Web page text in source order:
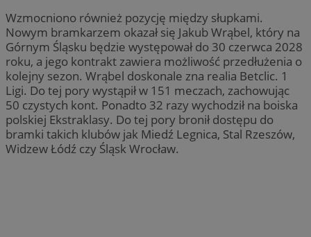
Wzmocniono również pozycję między słupkami.
Nowym bramkarzem okazał się Jakub Wrąbel, który na
Górnym Śląsku będzie występował do 30 czerwca 2028
roku, a jego kontrakt zawiera możliwość przedłużenia o
kolejny sezon. Wrąbel doskonale zna realia Betclic. 1
Ligi. Do tej pory wystąpił w 151 meczach, zachowując
50 czystych kont. Ponadto 32 razy wychodził na boiska
polskiej Ekstraklasy. Do tej pory bronił dostępu do
bramki takich klubów jak Miedź Legnica, Stal Rzeszów,
Widzew Łódź czy Śląsk Wrocław.